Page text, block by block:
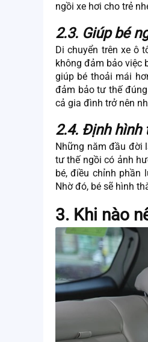
ngồi xe hơi cho trẻ
2.3. Giúp bé
Di chuyển trên xe ô
không đảm bảo việc
giúp bé thoải mái
đảm bảo tư thế
cả gia đình trở nên
2.4. Định hình
Những năm đầu đời
tư thế ngồi có ảnh
bé, điều chỉnh phần
Nhờ đó, bé sẽ hình
3. Khi nào